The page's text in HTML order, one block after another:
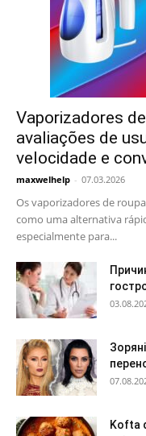
Vaporizadores
avaliações de
velocidade e
maxwelhelp - 07.03.2026
Os vaporizadores de
como uma alternativa
especialmente para...
Kofta